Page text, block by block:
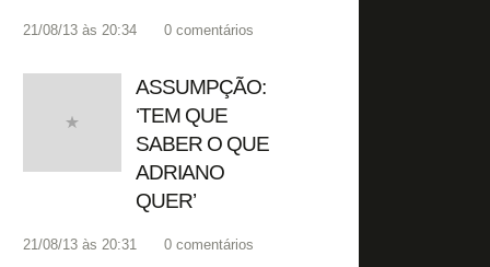
21/08/13 às 20:34 0 comentários
ASSUMPÇÃO:
‘TEM QUE
SABER O QUE
ADRIANO
QUER’
21/08/13 às 20:31 0 comentários